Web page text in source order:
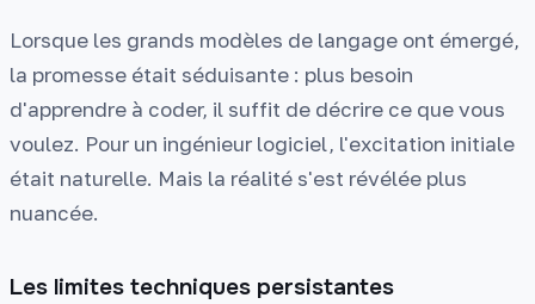
Lorsque les grands modèles de langage ont émergé,
la promesse était séduisante : plus besoin
d'apprendre à coder, il suffit de décrire ce que vous
voulez. Pour un ingénieur logiciel, l'excitation initiale
était naturelle. Mais la réalité s'est révélée plus
nuancée.
Les limites techniques persistantes